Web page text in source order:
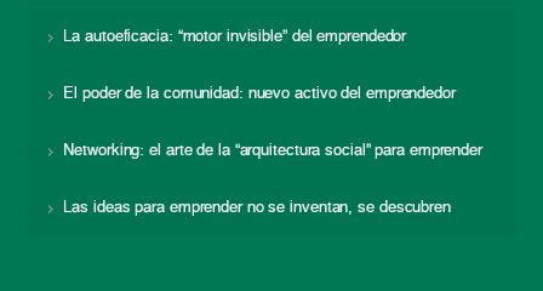
La autoeficacia: “motor invisible” del emprendedor
El poder de la comunidad: nuevo activo del emprendedor
Networking: el arte de la “arquitectura social” para emprender
Las ideas para emprender no se inventan, se descubren